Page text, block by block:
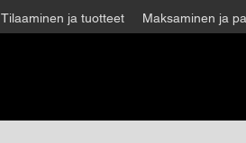
Tilaaminen ja tuotteet Maksaminen ja